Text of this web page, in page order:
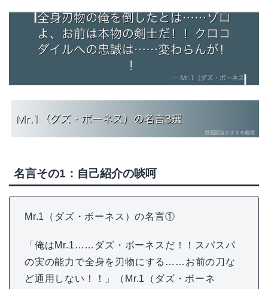
名言その1：自己紹介の啖呵
Mr.1（ダズ・ボーネス）の名言①
「俺はMr.1……ダズ・ボーネスだ！！スパスパ
の実の能力で全身を刃物にする……お前の刀な
ど通用しない！！」（Mr.1（ダズ・ボーネ